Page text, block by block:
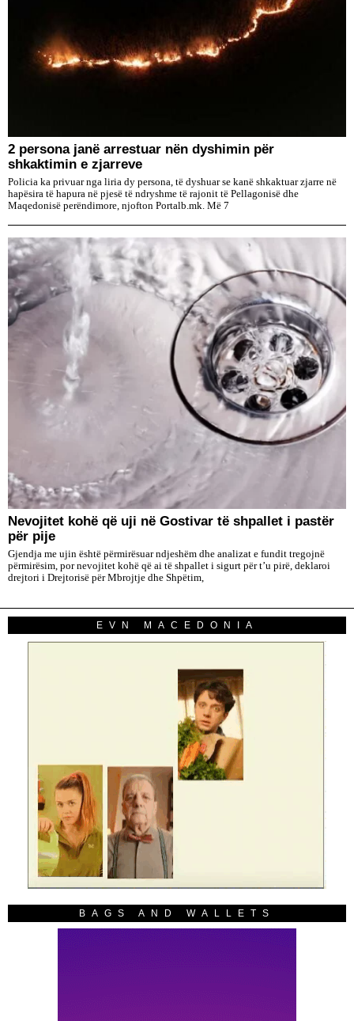
2 persona janë arrestuar nën dyshimin për
shkaktimin e zjarreve
Policia ka privuar nga liria dy persona, të dyshuar se kanë shkaktuar zjarre në
hapësira të hapura në pjesë të ndryshme të rajonit të Pellagonisë dhe
Maqedonisë perëndimore, njofton Portalb.mk. Më 7
Nevojitet kohë që uji në Gostivar të shpallet i pastër
për pije
Gjendja me ujin është përmirësuar ndjeshëm dhe analizat e fundit tregojnë
përmirësim, por nevojitet kohë që ai të shpallet i sigurt për t’u pirë, deklaroi
drejtori i Drejtorisë për Mbrojtje dhe Shpëtim,
EVN MACEDONIA
BAGS AND WALLETS